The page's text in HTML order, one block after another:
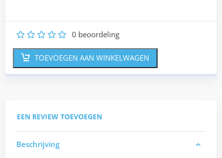
5
4
3
2 0 beoordeling
TOEVOEGEN AAN WINKELWAGEN
EEN REVIEW TOEVOEGEN
Beschrijving